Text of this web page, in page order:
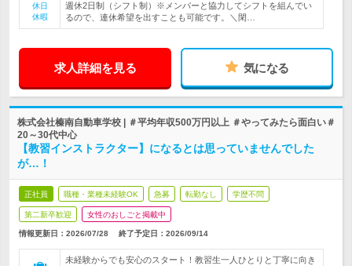
休日
休暇
週休2日制（シフト制）※メンバーと協力してシフトを組んでい
るので、連休希望を出すことも可能です。＼閑…
求人詳細を見る 気になる
株式会社榛南自動車学校 | ＃平均年収500万円以上 ＃やってみたら面白い＃
20～30代中心
【教習インストラクター】になるとは思っていませんでした
が…！
正社員 職種・業種未経験OK 急募 転勤なし 学歴不問
第二新卒歓迎 女性のおしごと掲載中
情報更新日：2026/07/28 終了予定日： 2026/09/14
未経験からでも安心のスタート！教習生一人ひとりと丁寧に向き